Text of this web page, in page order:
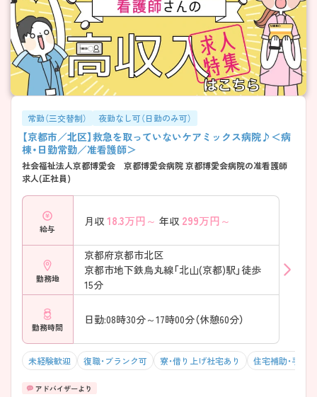
常勤（三交替制） 夜勤なし可（日勤のみ可）
【京都市／北区】救急を取っていないケアミックス病院♪＜病
棟・日勤常勤／准看護師＞
社会福祉法人京都博愛会 京都博愛会病院 京都博愛会病院の准看護師
求人(正社員)
給与
月収 18.3万円～ 年収 299万円～
勤務地
京都府京都市北区
京都市地下鉄烏丸線「北山(京都)駅」徒歩
15分
勤務時間
日勤:08時30分～17時00分（休憩60分）
未経験歓迎 復職・ブランク可 寮・借り上げ社宅あり 住宅補助・手当